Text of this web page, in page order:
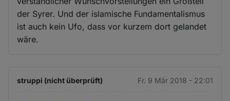
der Syrer. Und der islamische Fundamentalismus
ist auch kein Ufo, dass vor kurzem dort gelandet
wäre.
struppi (nicht überprüft) Fr. 9 Mär 2018 - 22:01